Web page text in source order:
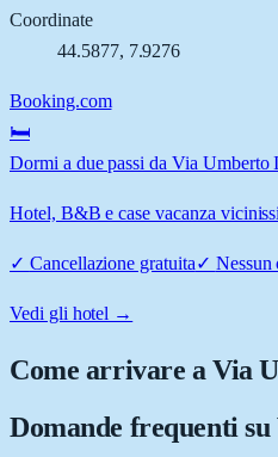
Coordinate
44.5877, 7.9276
Booking.com
🛏️
Dormi a due passi da Via Umberto I
Hotel, B&B e case vacanza
✓ Cancellazione gratuita✓ Nessun
Vedi gli hotel →
Come arrivare aVia
Domande frequenti su